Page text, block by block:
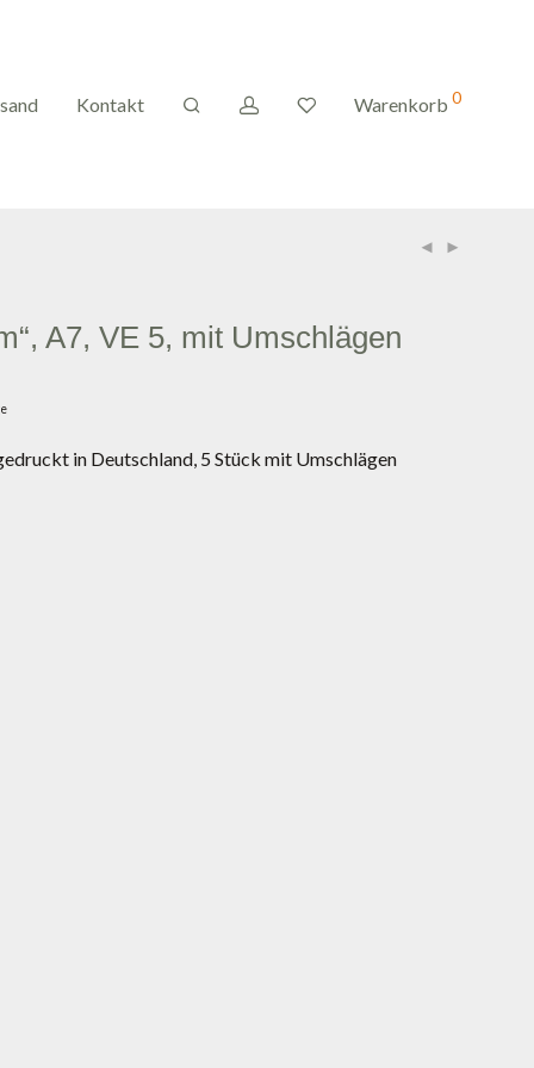
Kontakt Warenkorb 0
A7, VE 5, mit Umschlägen
in Deutschland, 5 Stück mit Umschlägen